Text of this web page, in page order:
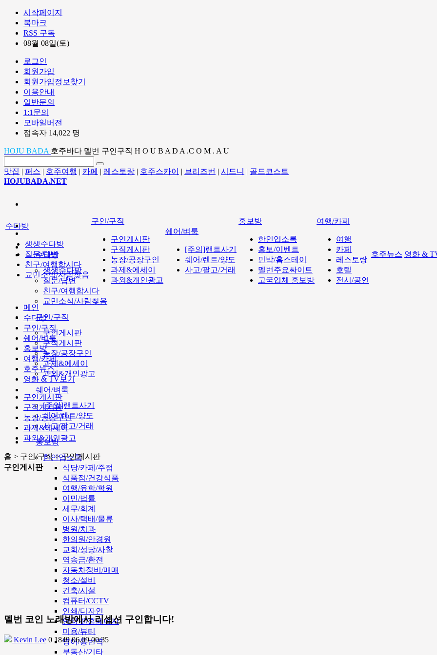
시작페이지
북마크
RSS 구독
08월 08일(토)
로그인
회원가입
회원가입정보찾기
이용안내
일반문의
1:1문의
모바일버전
접속자 14,022 명
HOJU BADA 호주바다 멜번 구인구직 H O U B A D A .C O M . A U
맛집 | 퍼스 | 호주여행 | 카페 | 레스토랑 | 호주스카이 | 브리즈번 | 시드니 | 골드코스트
HOJUBADA.NET
수다방
생생수다방
질문/답변
친구/여행합시다
교민소식/사람찾음
구인/구직
구인게시판
구직게시판
농장/공장구인
과제&에세이
과외&개인광고
쉐어/벼룩
[주의]랜트사기
쉐어/렌트/양도
사고/팔고/거래
홍보방
한인업소록
식당/카페/주점
식품점/건강식품
여행/유학/학원
이민/법률
세무/회계
이사/택배/물류
병원/치과
한의원/안경원
교회/성당/사찰
역송금/환전
자동차정비/매매
청소/설비
건축/시설
컴퓨터/CCTV
인쇄/디자인
인터넷/홈페이지
미용/뷰티
영어/통번역
부동산/기타
수다방
생생수다방
질문/답변
친구/여행합시다
교민소식/사람찾음
구인/구직
구인게시판
구직게시판
농장/공장구인
과제&에세이
과외&개인광고
쉐어/벼룩
[주의]랜트사기
쉐어/렌트/양도
사고/팔고/거래
홍보방
한인업소록
홍보/이벤트
민박/홈스테이
멜번주요싸이트
고국업체 홍보방
여행/카페
여행
카페
레스토랑
호텔
전시/공연
호주뉴스 영화 &
메인
수다방
구인/구직
쉐어/벼룩
홍보방
여행/카페
호주뉴스
영화 & TV보기
구인게시판
구직게시판
농장/공장구인
과제&에세이
과외&개인광고
홈 > 구인/구직 > 구인게시판
구인게시판
멜번 코인 노래방에서 리셉션 구인합니다!
Kevin Lee 0 184906.09 00:35